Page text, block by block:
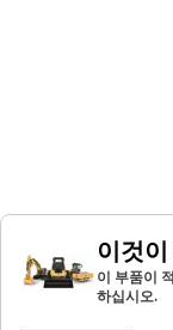
이것
이 부품이
하십시오.